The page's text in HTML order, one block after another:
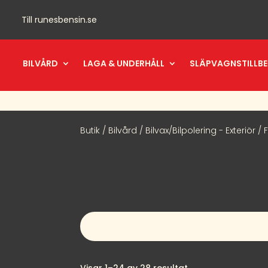
Till runesbensin.se
BILVÅRD LAGA & UNDERHÅLL
Butik / Bilvård / Bilvax/Bilpolering - Exteriör /